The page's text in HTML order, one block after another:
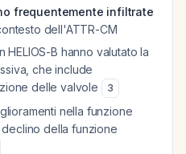
frequentemente infiltrate
dell'ATTR-CM
B hanno valutato la
che include
delle valvole
3
nella funzione
della funzione